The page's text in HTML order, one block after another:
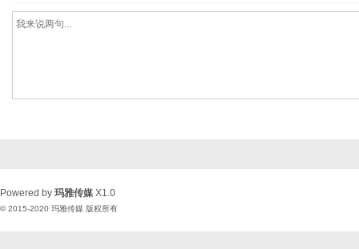
Powered by 玛雅传媒 X1.0
© 2015-2020 玛雅传媒 版权所有